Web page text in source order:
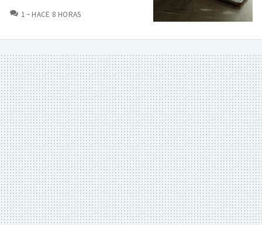
1 COMENTARIOS
HACE 8 HORAS